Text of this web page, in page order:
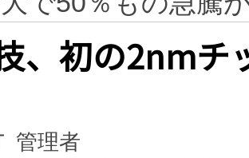
、初の2nmチ
管理者